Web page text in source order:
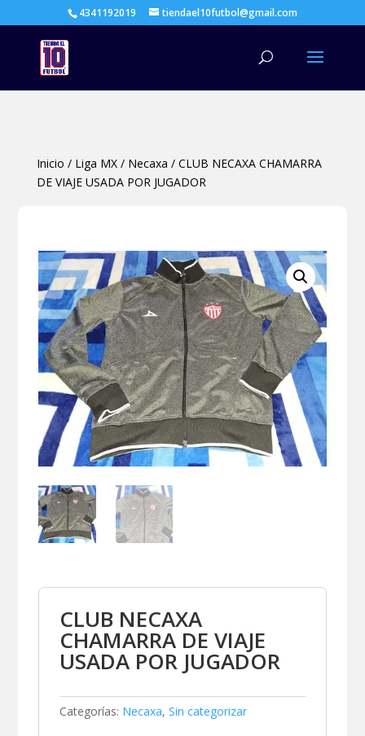
4341192019 tiendael10futbol@gmail.com
Inicio / Liga MX/ Necaxa / CLUB NECAXA CHAMARRA
DE VIAJE USADA POR JUGADOR
CLUB NECAXA
CHAMARRA DE VIAJE
USADA POR JUGADOR
Categorías: Necaxa,Sin categorizar